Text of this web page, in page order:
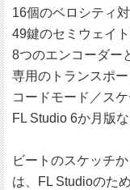
16個のベロシティ
49鍵のセミウェイ
8つのエンコーダー
専用のトランスポ
コードモード／ス
FL Studio 6か月版
ビートのスケッチ
は、FL Studioのた